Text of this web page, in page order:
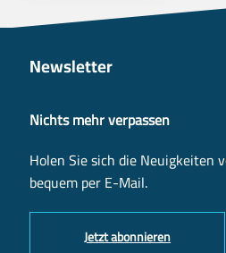
Newsletter
Nichts mehr verpassen
Holen Sie sich die Neuigkeiten
bequem per E-Mail.
Jetzt abonnieren